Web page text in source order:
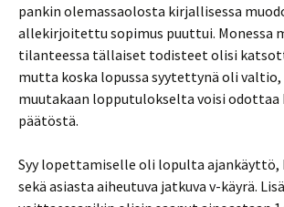
pankin olemassaolosta kirjallisessa
allekirjoitettu sopimus puuttui. Monessa
tilanteessa tällaiset todisteet olisi
mutta koska lopussa syytettynä oli
muutakaan lopputulokselta voisi odottaa
päätöstä.
Syy lopettamiselle oli lopulta ajankäyttö,
sekä asiasta aiheutuva jatkuva v-käyrä.